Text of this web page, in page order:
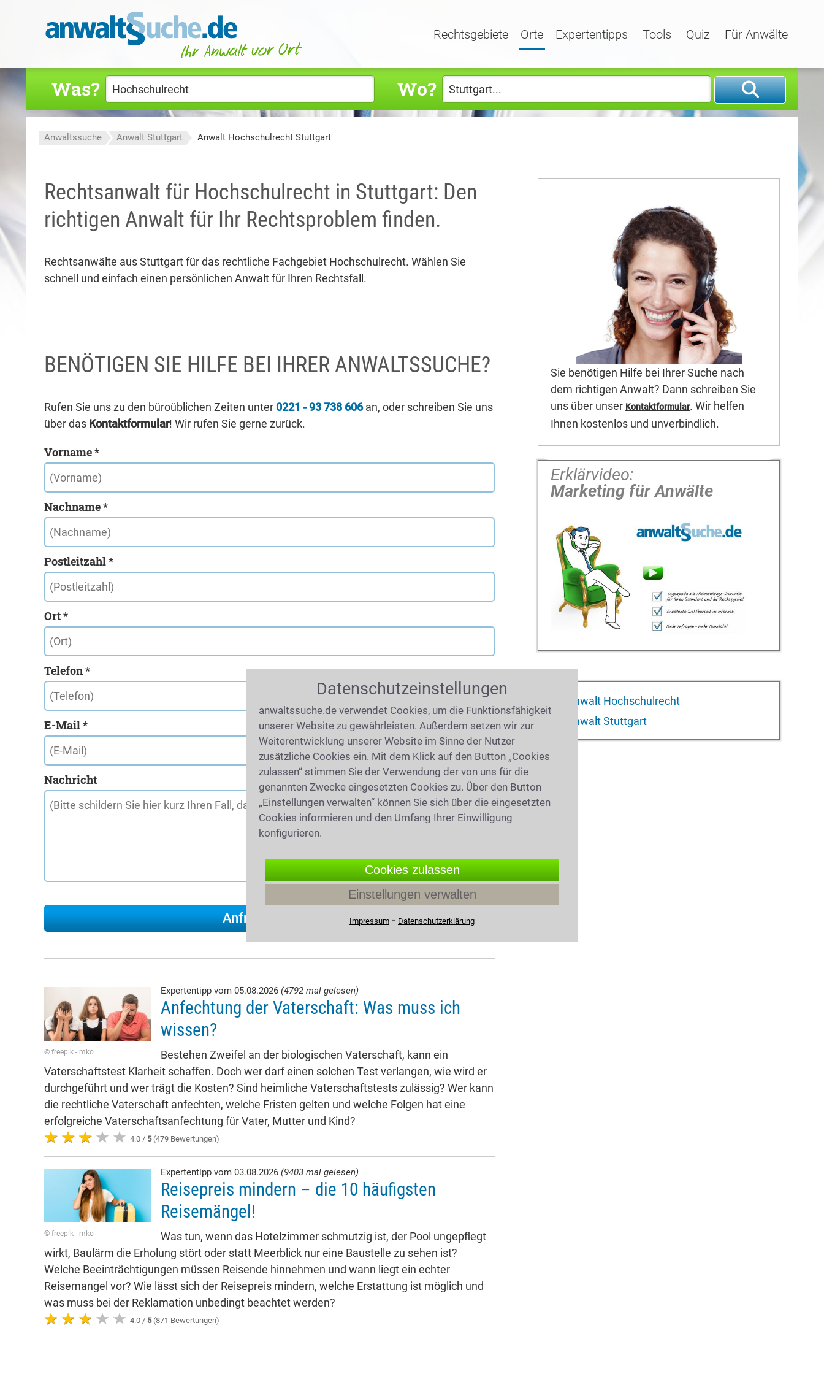
Rechtsgebiete Orte Expertentipps Tools Quiz Für Anwälte
Was? Wo?
Anwaltssuche Anwalt Stuttgart Anwalt Hochschulrecht Stuttgart
Rechtsanwalt für Hochschulrecht in Stuttgart: Den
richtigen Anwalt für Ihr Rechtsproblem finden.
Rechtsanwälte aus Stuttgart für das rechtliche Fachgebiet Hochschulrecht. Wählen Sie
schnell und einfach einen persönlichen Anwalt für Ihren Rechtsfall.
BENÖTIGEN SIE HILFE BEI IHRER ANWALTSSUCHE?
Rufen Sie uns zu den büroüblichen Zeiten unter 0221 - 93 738 606an, oder schreiben Sie uns
über das Kontaktformular! Wir rufen Sie gerne zurück.
Vorname *
Nachname *
Postleitzahl *
Ort *
Telefon *
E-Mail *
Nachricht
© freepik - mko
Expertentipp vom 05.08.2026 (4792 mal gelesen)
Anfechtung der Vaterschaft: Was muss ich
wissen?
Bestehen Zweifel an der biologischen Vaterschaft, kann ein
Vaterschaftstest Klarheit schaffen. Doch wer darf einen solchen Test verlangen, wie wird er
durchgeführt und wer trägt die Kosten? Sind heimliche Vaterschaftstests zulässig? Wer kann
die rechtliche Vaterschaft anfechten, welche Fristen gelten und welche Folgen hat eine
erfolgreiche Vaterschaftsanfechtung für Vater, Mutter und Kind?
4.0 / 5(479 Bewertungen)
© freepik - mko
Expertentipp vom 03.08.2026 (9403 mal gelesen)
Reisepreis mindern – die 10 häufigsten
Reisemängel!
Was tun, wenn das Hotelzimmer schmutzig ist, der Pool ungepflegt
wirkt, Baulärm die Erholung stört oder statt Meerblick nur eine Baustelle zu sehen ist?
Welche Beeinträchtigungen müssen Reisende hinnehmen und wann liegt ein echter
Reisemangel vor? Wie lässt sich der Reisepreis mindern, welche Erstattung ist möglich und
was muss bei der Reklamation unbedingt beachtet werden?
4.0 / 5(871 Bewertungen)
Sie benötigen Hilfe bei Ihrer Suche nach
dem richtigen Anwalt? Dann schreiben Sie
uns über unser Kontaktformular. Wir helfen
Ihnen kostenlos und unverbindlich.
Erklärvideo:
Marketing für Anwälte
Anwalt Hochschulrecht
Anwalt Stuttgart
Datenschutzeinstellungen
anwaltssuche.de verwendet Cookies, um die Funktionsfähigkeit
unserer Website zu gewährleisten. Außerdem setzen wir zur
Weiterentwicklung unserer Website im Sinne der Nutzer
zusätzliche Cookies ein. Mit dem Klick auf den Button „Cookies
zulassen“ stimmen Sie der Verwendung der von uns für die
genannten Zwecke eingesetzten Cookies zu. Über den Button
„Einstellungen verwalten“ können Sie sich über die eingesetzten
Cookies informieren und den Umfang Ihrer Einwilligung
konfigurieren.
Cookies zulassen
Einstellungen verwalten
Impressum ⁃ Datenschutzerklärung